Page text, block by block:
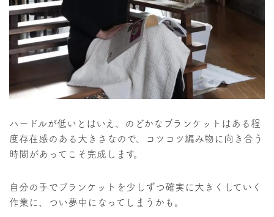
ハードルが低いとはいえ、のどかなブランケットはある程
度存在感のある大きさなので、コツコツ編み物に向き合う
時間があってこそ完成します。
自分の手でブランケットを少しずつ確実に大きくしていく
作業に、つい夢中になってしまうかも。